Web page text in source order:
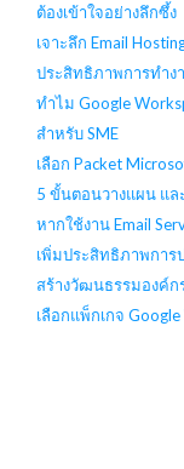
ต้องเข้าใจอย่างลึกซึ้ง
เจาะลึก Email
ประสิทธิภาพการทำง
ทำไม Google
สำหรับ SME
เลือก Packet
5 ขั้นตอนวางแผน แล
หากใช้งาน Email
เพิ่มประสิทธิภาพการ
สร้างวัฒนธรรมองค์ก
เลือกแพ็กเกจ